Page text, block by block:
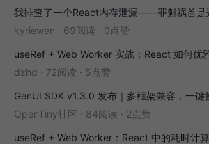
kyriewen · 69阅读 · 0点赞
useRef + Web Worker 实战：React 如何优
dzhd · 72阅读 · 5点赞
OpenTiny社区 · 84阅读 · 2点赞
useRef + Web Worker：React 中的耗时计